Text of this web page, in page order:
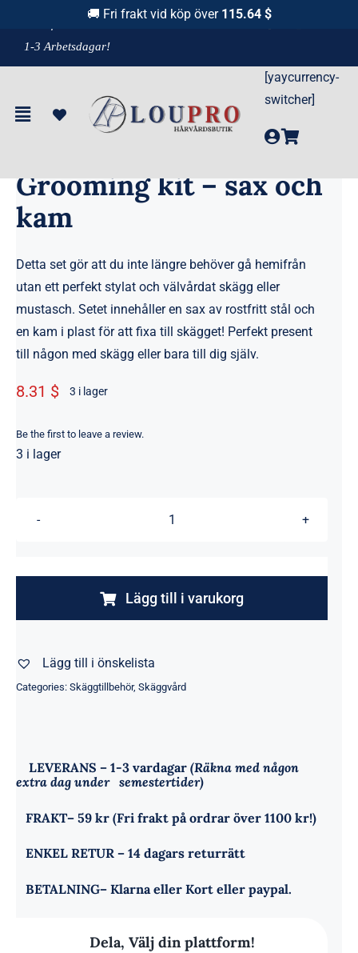
innehållet
& Leverans
1-3 Arbetsdagar!
[yaycurrency-
switcher]
Grooming kit – sax och
kam
Detta set gör att du inte längre behöver gå hemifrån
utan ett perfekt stylat och välvårdat skägg eller
mustasch. Setet innehåller en sax av rostfritt stål och
en kam i plast för att fixa till skägget! Perfekt present
till någon med skägg eller bara till dig själv.
8.31 $ 3 i lager
Be the first to leave a review.
3 i lager
Grooming
-
sax
och
Lägg till i varukorg
Lägg till i önskelista
Categories: Skäggtillbehör, Skäggvård
LEVERANS – 1-3 vardagar (Räkna med någon
extra dag under semestertider)
FRAKT– 59 kr (Fri frakt på ordrar över 1100 kr!)
ENKEL RETUR – 14 dagars returrätt
BETALNING– Klarna eller Kort eller paypal.
Dela, Välj din plattform!
🚚 Fri frakt vid köp över 115.64 $